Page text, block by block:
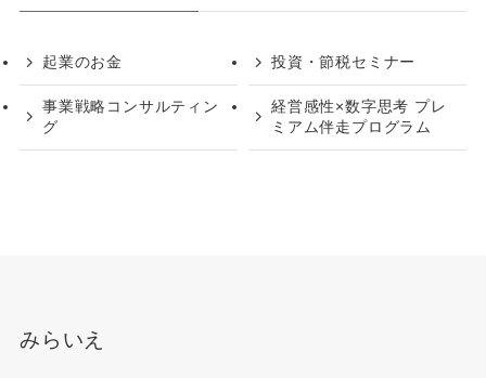
起業のお金 投資・節税セミナー
事業戦略コンサルティン
グ
経営感性×数字思考 プレ
ミアム伴走プログラム
みらいえ